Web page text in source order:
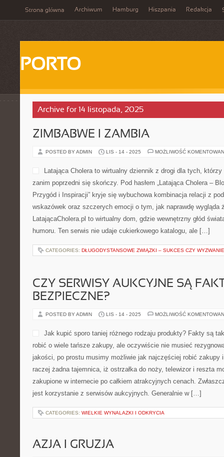
Strona główna Archiwum Hamburg Hiszpania Redakcja
PORTO
Archive for 14 listopada, 2025
ZIMBABWE I ZAMBIA
POSTED BY ADMIN LIS - 14 - 2025 MOŻLIWOŚĆ
Latająca Cholera to wirtualny dziennik z drogi dla tych,
zanim poprzedni się skończy. Pod hasłem „Latająca Cholera –
Przygód i Inspiracji” kryje się wybuchowa kombinacja relacji z
wskazówek oraz szczerych emocji o tym, jak naprawdę wygląda
LatającaCholera.pl to wirtualny dom, gdzie wewnętrzny głód
humoru. Ten serwis nie udaje cukierkowego katalogu, ale […]
CATEGORIES: DŁUGODYSTANSOWE ZWIĄZKI – SUKCES CZY
CZY SERWISY AUKCYJNE SĄ
BEZPIECZNE?
POSTED BY ADMIN LIS - 14 - 2025 MOŻLIWOŚĆ
Jak kupić sporo taniej różnego rodzaju produkty? Fakty są
robić o wiele tańsze zakupy, ale oczywiście nie musieć
jakości, po prostu musimy możliwie jak najczęściej robić zakupy
raczej żadna tajemnica, iż ostrzałka do noży, telewizor i reszta
zakupione w internecie po całkiem atrakcyjnych cenach.
jest korzystanie z serwisów aukcyjnych. Generalnie w […]
CATEGORIES: WIELKIE WYNALAZKI I ODKRYCIA
AZJA I GRUZJA